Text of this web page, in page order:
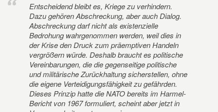
Entscheidend bleibt es, Kriege zu verhindern.
Dazu gehören Abschreckung, aber auch Dialog.
Abschreckung darf nicht als existenzielle
Bedrohung wahrgenommen werden, weil dies in
der Krise den Druck zum präemptiven Handeln
vergrößern würde. Deshalb braucht es politische
Vereinbarungen, die die gegenseitige politische
und militärische Zurückhaltung sicherstellen, ohne
die eigene Verteidigungsfähigkeit zu gefährden.
Dieses Prinzip hatte die NATO bereits im Harmel-
Bericht von 1967 formuliert, scheint aber jetzt in